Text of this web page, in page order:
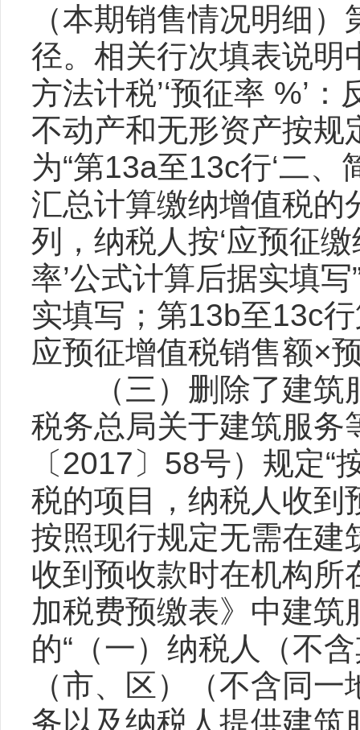
（本期销售情况明细
径。相关行次填表说明
方法计税’‘预征率 %’
不动产和无形资产按规
为“第13a至13c行‘二、
汇总计算缴纳增值税的
列，纳税人按‘应预征
率’公式计算后据实填
实填写；第13b至13c
应预征增值税销售额×
（三）删除了建筑服
税务总局关于建筑服务
〔2017〕58号）规定
税的项目，纳税人收到
按照现行规定无需在建
收到预收款时在机构所
加税费预缴表》中建筑
的“（一）纳税人（不
（市、区）（不含同
务以及纳税人提供建筑